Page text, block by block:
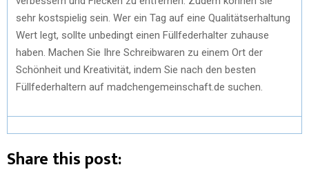
sehr kostspielig sein. Wer ein Tag auf eine Qualitätserhaltung
Wert legt, sollte unbedingt einen Füllfederhalter zuhause
haben. Machen Sie Ihre Schreibwaren zu einem Ort der
Schönheit und Kreativität, indem Sie nach den besten
Füllfederhaltern auf madchengemeinschaft.de suchen.
Share this post: